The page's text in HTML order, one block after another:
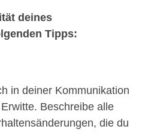
deines
Tipps:
in deiner Kommunikation
Beschreibe alle
die du